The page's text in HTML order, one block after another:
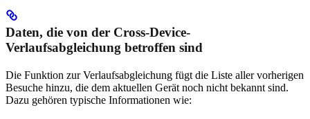
Daten, die von der Cross-Device-
Verlaufsabgleichung betroffen sind
Die Funktion zur Verlaufsabgleichung fügt die Liste aller vorherigen
Besuche hinzu, die dem aktuellen Gerät noch nicht bekannt sind.
Dazu gehören typische Informationen wie: